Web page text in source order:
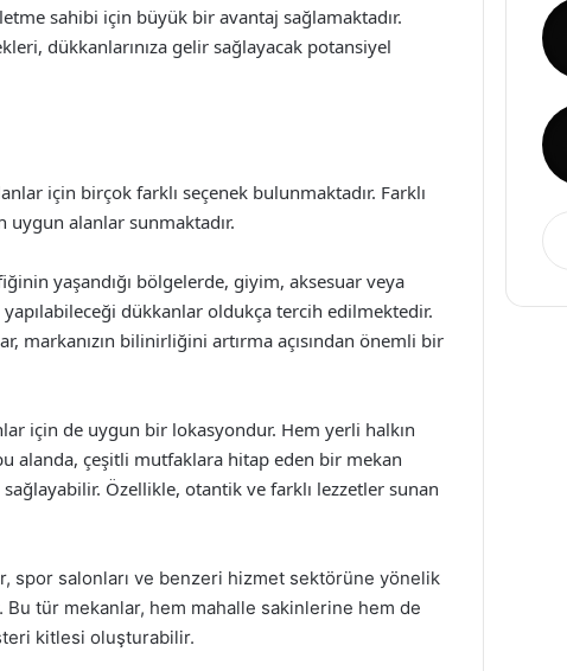
sahibi için büyük bir avantaj sağlamaktadır.
dükkanlarınıza gelir sağlayacak potansiyel
için birçok farklı seçenek bulunmaktadır. Farklı
alanlar sunmaktadır.
yaşandığı bölgelerde, giyim, aksesuar veya
dükkanlar oldukça tercih edilmektedir.
markanızın bilinirliğini artırma açısından önemli bir
için de uygun bir lokasyondur. Hem yerli halkın
alanda, çeşitli mutfaklara hitap eden bir mekan
Özellikle, otantik ve farklı lezzetler sunan
spor salonları ve benzeri hizmet sektörüne yönelik
tür mekanlar, hem mahalle sakinlerine hem de
kitlesi oluşturabilir.